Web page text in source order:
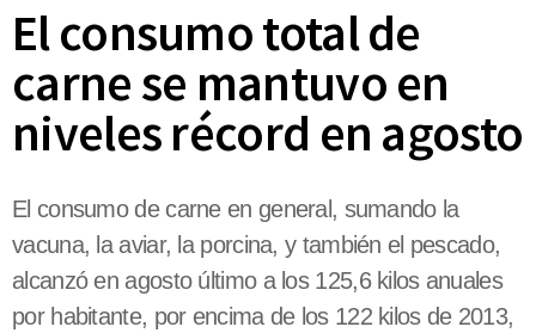
El consumo total de
carne se mantuvo en
niveles récord en agosto
El consumo de carne en general, sumando la
vacuna, la aviar, la porcina, y también el pescado,
alcanzó en agosto último a los 125,6 kilos anuales
por habitante, por encima de los 122 kilos de 2013,